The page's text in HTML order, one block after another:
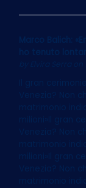
Marco Balich:
ho tenuto
Il gran
Venezia? Non
matrimonio
milioni»Il gran
Venezia? Non
matrimonio
milioni»Il gran
Venezia? Non
matrimonio